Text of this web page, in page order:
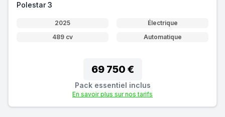
Polestar 3
2025
Électrique
489 cv
Automatique
69 750 €
Pack essentiel inclus
En savoir plus sur nos tarifs